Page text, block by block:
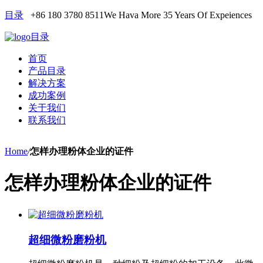
目录 +86 180 3780 8511We Hava More 35 Years Of Expeiences
目录
首页
产品目录
解决方案
成功案例
关于我们
联系我们
Home/怎样办理粉体企业的证件
怎样办理粉体企业的证件
超细微粉磨粉机